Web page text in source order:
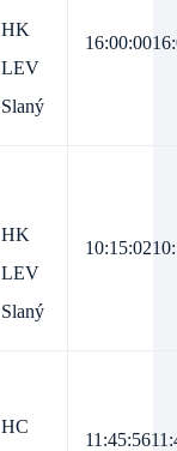
HK
LEV
Slaný
16:00:00
HK
LEV
Slaný
10:15:02
HC
11:45:56